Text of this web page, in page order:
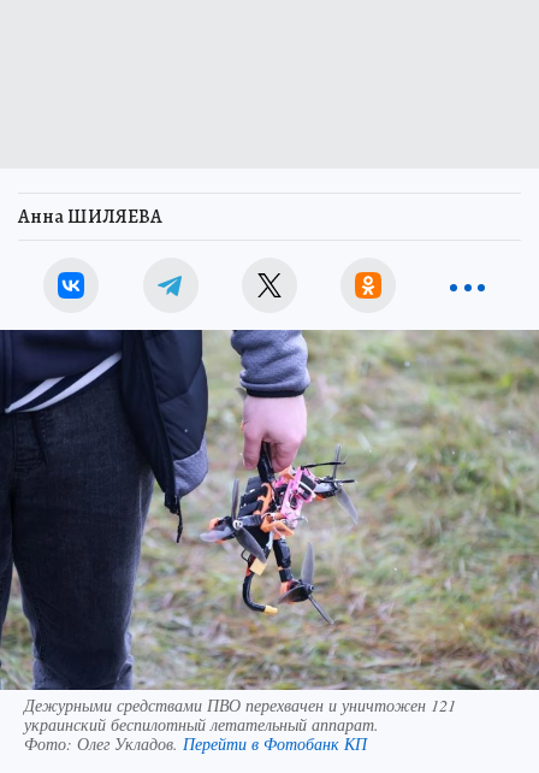
Анна ШИЛЯЕВА
Дежурными средствами ПВО перехвачен и уничтожен 121
украинский беспилотный летательный аппарат.
Фото: Олег Укладов. Перейти в Фотобанк КП